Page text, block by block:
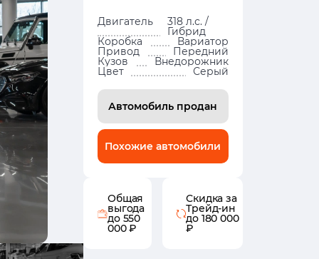
Двигатель 318 л.с. /
Гибрид
Коробка Вариатор
Привод Передний
Кузов Внедорожник
Цвет Серый
Автомобиль продан
Похожие автомобили
Общая
выгода
до 550
000 ₽
Скидка за
Трейд-ин
до 180 000
₽